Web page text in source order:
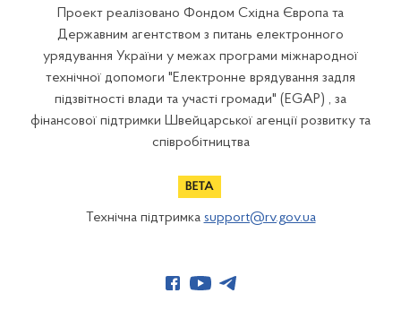
Проект реалізовано Фондом Східна Європа та
Державним агентством з питань електронного
урядування України у межах програми міжнародної
технічної допомоги "Електронне врядування задля
підзвітності влади та участі громади" (EGAP) , за
фінансової підтримки Швейцарської агенції розвитку та
співробітництва
Технічна підтримка support@rv.gov.ua